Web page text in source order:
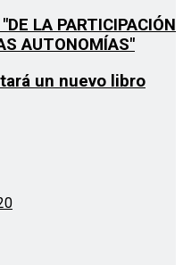
LA PARTICIPACIÓN
AUTONOMÍAS"
un nuevo libro